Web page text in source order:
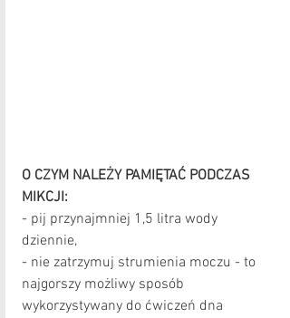
O CZYM NALEŻY PAMIĘTAĆ PODCZAS
MIKCJI:
- pij przynajmniej 1,5 litra wody
dziennie,
- nie zatrzymuj strumienia moczu - to
najgorszy możliwy sposób
wykorzystywany do ćwiczeń dna